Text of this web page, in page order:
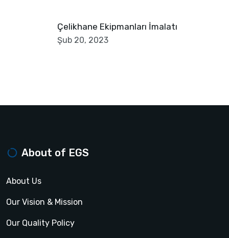
Çelikhane Ekipmanları İmalatı
Şub 20, 2023
About of EGS
About Us
Our Vision & Mission
Our Quality Policy